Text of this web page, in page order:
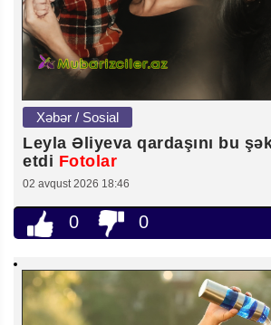
Xəbər / Sosial
Leyla Əliyeva qardaşını bu
etdi Fotolar
02 avqust 2026 18:46
0 0